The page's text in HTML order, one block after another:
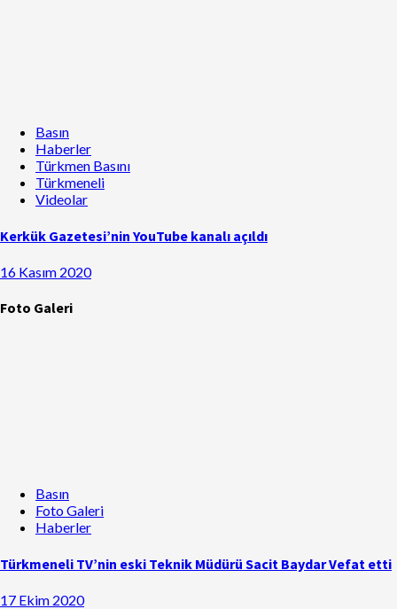
Basın
Haberler
Türkmen Basını
Türkmeneli
Videolar
Kerkük Gazetesi’nin YouTube kanalı açıldı
16 Kasım 2020
Foto Galeri
Basın
Foto Galeri
Haberler
Türkmeneli TV’nin eski Teknik Müdürü Sacit Baydar Vefat etti
17 Ekim 2020